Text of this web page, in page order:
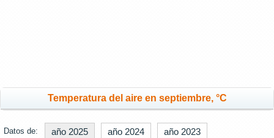
Temperatura del aire en septiembre, °C
Datos de: año 2025 año 2024 año 2023